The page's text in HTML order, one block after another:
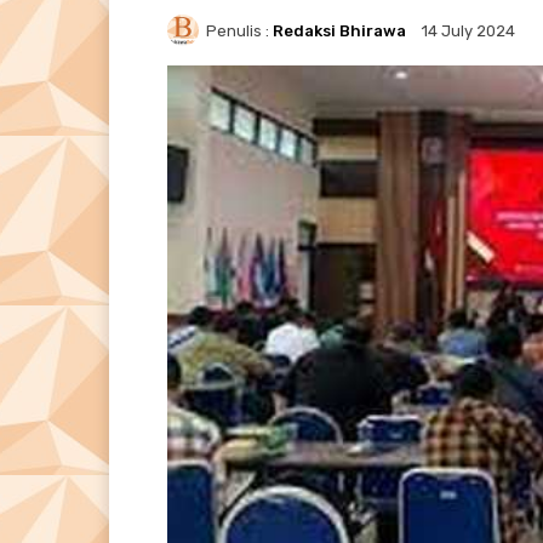
Penulis : Redaksi Bhirawa 14 July 2024